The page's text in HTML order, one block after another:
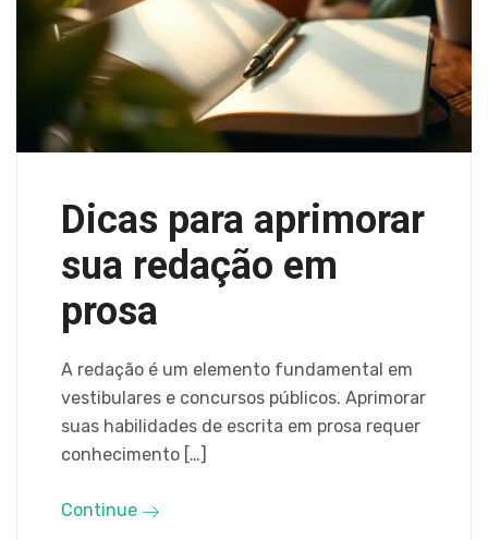
Dicas para aprimorar
sua redação em
prosa
A redação é um elemento fundamental em
vestibulares e concursos públicos. Aprimorar
suas habilidades de escrita em prosa requer
conhecimento […]
Continue